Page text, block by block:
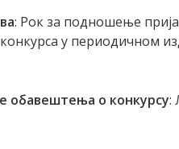
: Рок за подношење
у периодичном
обавештења о конкурсу: